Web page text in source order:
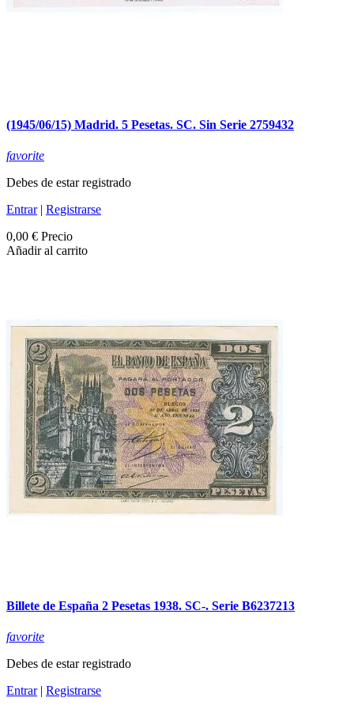
(1945/06/15) Madrid. 5 Pesetas. SC. Sin Serie 2759432
favorite
Debes de estar registrado
Entrar| Registrarse
0,00 € Precio
Añadir al carrito
Billete de España 2 Pesetas 1938. SC-. Serie B6237213
favorite
Debes de estar registrado
Entrar| Registrarse